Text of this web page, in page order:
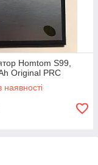
Homtom S99,
Original PRC